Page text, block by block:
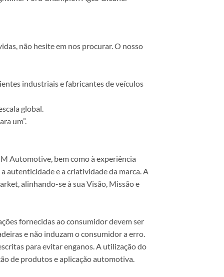
não hesite em nos procurar. O nosso
industriais e fabricantes de veículos
global.
um”.
Automotive, bem como à experiência
autenticidade e a criatividade da marca. A
alinhando-se à sua Visão, Missão e
fornecidas ao consumidor devem ser
e não induzam o consumidor a erro.
para evitar enganos. A utilização do
de produtos e aplicação automotiva.